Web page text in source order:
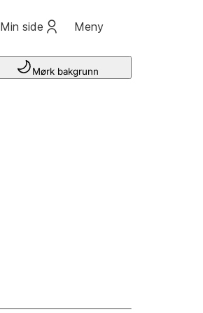
Min side Meny
Mørk bakgrunn